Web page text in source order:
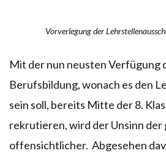
Vorverlegung der
Mit der nun neusten Verfügung
Berufsbildung, wonach es den
sein soll, bereits Mitte der 8.
rekrutieren, wird der Unsinn der
offensichtlicher. Abgesehen